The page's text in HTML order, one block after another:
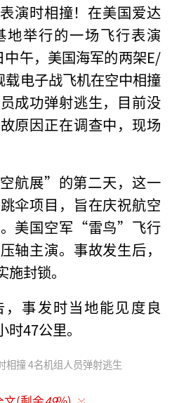
演时相撞！在美国爱达
举行的一场飞行表演
午，美国海军的两架E/
电子战飞机在空中相撞
成功弹射逃生，目前没
原因正在调查中，现场
航展”的第二天，这一
伞项目，旨在庆祝航空
美国空军“雷鸟”飞行
轴主演。事故发生后，
封锁。
事发时当地能见度良
47公里。
相撞 4名机组人员弹射逃生
相撞 4名机组人员弹射逃生